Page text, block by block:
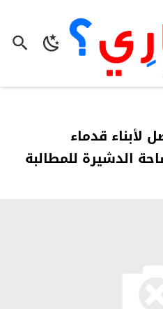
لأبناء قدماء
الدشيرة للمطالبة